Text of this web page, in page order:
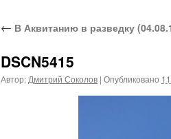
← В Аквитанию в разведку
DSCN5415
Автор: Дмитрий Соколов | Опубликовано